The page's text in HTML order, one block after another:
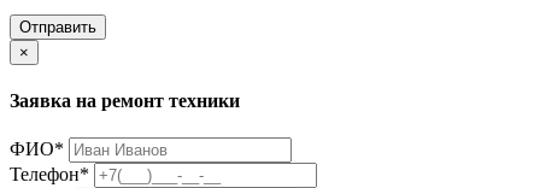
Отправить
×
Заявка на ремонт техники
ФИО*
Телефон*